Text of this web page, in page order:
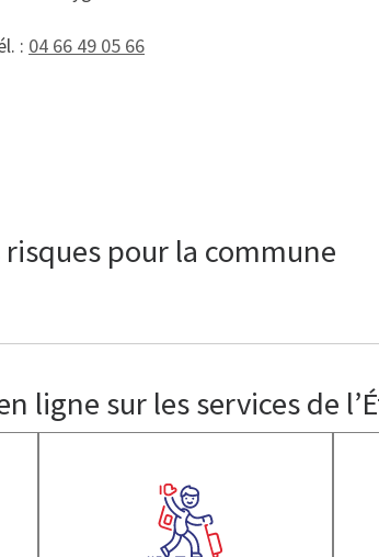
: 04 66 49 05 66
pour la commune
ligne sur les services de